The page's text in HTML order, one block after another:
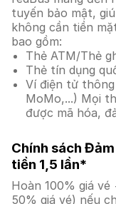
tuyến bảo mật,
không cần tiền
bao gồm:
Thẻ ATM/Thẻ
Thẻ tín dụng
Ví điện tử thông
MoMo,...) Mọi
được mã hóa,
Chính sách
tiền 1,5 lần*
Hoàn 100% giá
50% giá vé) nếu